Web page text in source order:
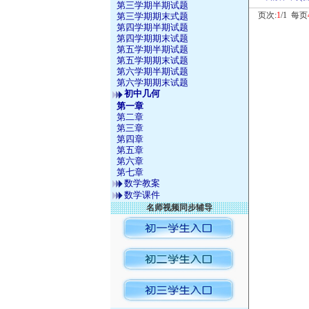
第三学期半期试题
第三学期期末式题
第四学期半期试题
第四学期期末试题
第五学期半期试题
第五学期期末试题
第六学期半期试题
第六学期期末试题
初中几何
第一章
第二章
第三章
第四章
第五章
第六章
第七章
数学教案
数学课件
名师视频同步辅导
页次:1/1 每页